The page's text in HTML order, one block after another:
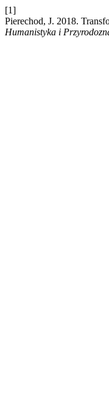
[1]
Pierechod, J. 2018.
Humanistyka i